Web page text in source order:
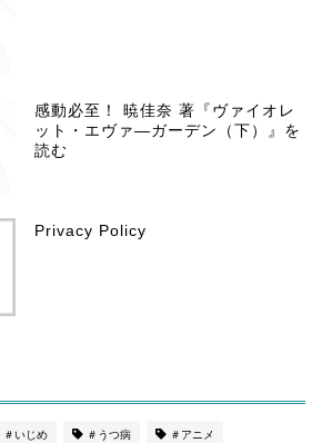
感動必至！ 暁佳奈 著『ヴァイオレ
ット・エヴァ―ガーデン（下）』を
読む
Privacy Policy
＃いじめ ＃うつ病 ＃アニメ